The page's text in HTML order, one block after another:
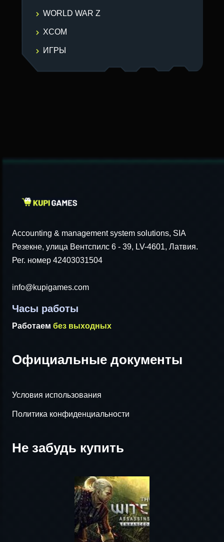
WORLD WAR Z
XCOM
ИГРЫ
Accounting & management system solutions, SIA
Резекне, улица Вентспилс 6 - 39, LV-4601, Латвия.
Рег. номер 42403031504
info@kupigames.com
Часы работы
Работаем без выходных
Официальные документы
Условия использования
Политика конфиденциальности
Не забудь купить